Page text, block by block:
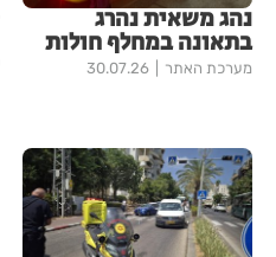
נהג משאית נהרג
בתאונה במחלף חולות
מערכת האתר 30.07.26